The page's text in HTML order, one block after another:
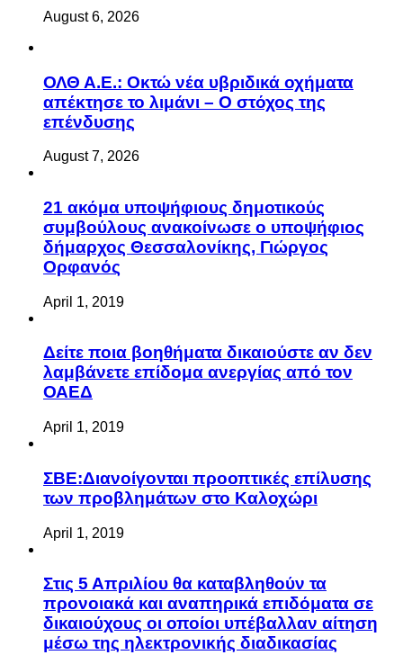
August 6, 2026
ΟΛΘ Α.Ε.: Οκτώ νέα υβριδικά οχήματα
απέκτησε το λιμάνι – Ο στόχος της
επένδυσης
August 7, 2026
21 ακόμα υποψήφιους δημοτικούς
συμβούλους ανακοίνωσε ο υποψήφιος
δήμαρχος Θεσσαλονίκης, Γιώργος
Ορφανός
April 1, 2019
Δείτε ποια βοηθήματα δικαιούστε αν δεν
λαμβάνετε επίδομα ανεργίας από τον
ΟΑΕΔ
April 1, 2019
ΣΒΕ:Διανοίγονται προοπτικές επίλυσης
των προβλημάτων στο Καλοχώρι
April 1, 2019
Στις 5 Απριλίου θα καταβληθούν τα
προνοιακά και αναπηρικά επιδόματα σε
δικαιούχους οι οποίοι υπέβαλλαν αίτηση
μέσω της ηλεκτρονικής διαδικασίας